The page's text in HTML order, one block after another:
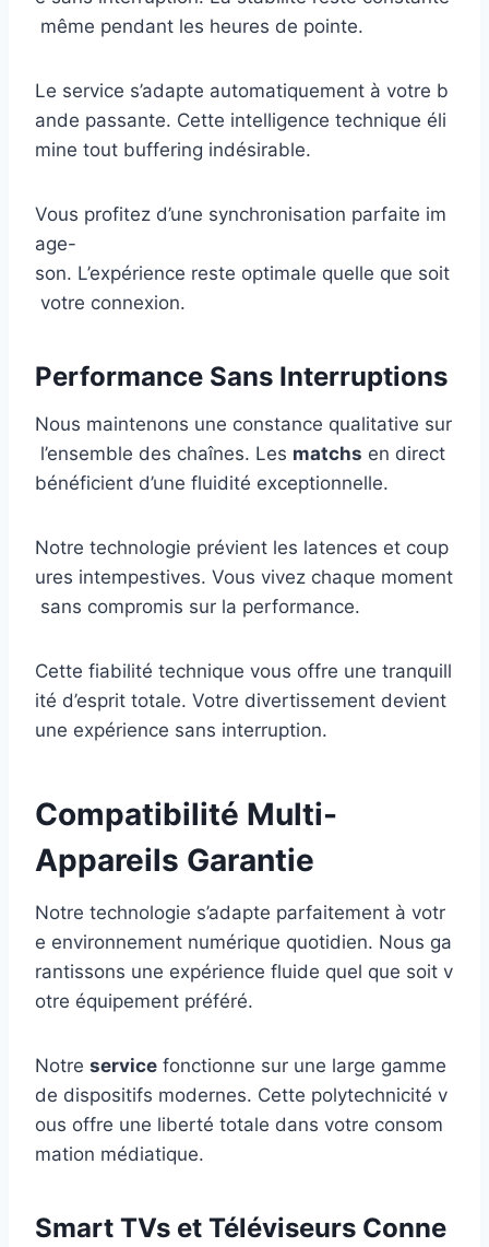
même pendant les heures de pointe.
Le service s’adapte automatiquement à votre b
ande passante. Cette intelligence technique éli
mine tout buffering indésirable.
Vous profitez d’une synchronisation parfaite im
age-
son. L’expérience reste optimale quelle que soit
votre connexion.
Performance Sans Interruptions
Nous maintenons une constance qualitative sur
l’ensemble des chaînes. Les matchs en direct
bénéficient d’une fluidité exceptionnelle.
Notre technologie prévient les latences et coup
ures intempestives. Vous vivez chaque moment
sans compromis sur la performance.
Cette fiabilité technique vous offre une tranquill
ité d’esprit totale. Votre divertissement devient
une expérience sans interruption.
Compatibilité Multi-
Appareils Garantie
Notre technologie s’adapte parfaitement à votr
e environnement numérique quotidien. Nous ga
rantissons une expérience fluide quel que soit v
otre équipement préféré.
Notre service fonctionne sur une large gamme
de dispositifs modernes. Cette polytechnicité v
ous offre une liberté totale dans votre consom
mation médiatique.
Smart TVs et Téléviseurs Conne